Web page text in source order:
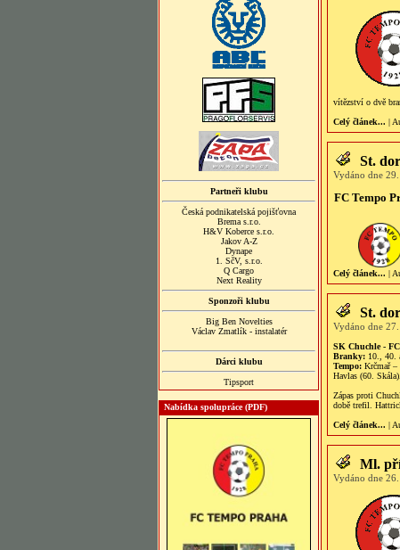
Partneři klubu
Česká podnikatelská pojišťovna
Brema s.r.o.
H&V Koberce s.r.o.
Jakov A-Z
Dynape
1. SčV, s.r.o.
Q Cargo
Next Reality
Sponzoři klubu
Big Ben Novelties
Václav Zmatlík - instalatér
Dárci klubu
Tipsport
Nabídka spolupráce (PDF)
vítězství o dvě
Celý článek... |
St.
Vydáno dne
FC Tempo
Celý článek... |
St.
Vydáno dne
SK Chuchle -
Branky: 10., 40.
Tempo: Krčmař
Havlas (60. Skála).
Zápas proti
době trefil.
Celý článek... |
Ml.
Vydáno dne